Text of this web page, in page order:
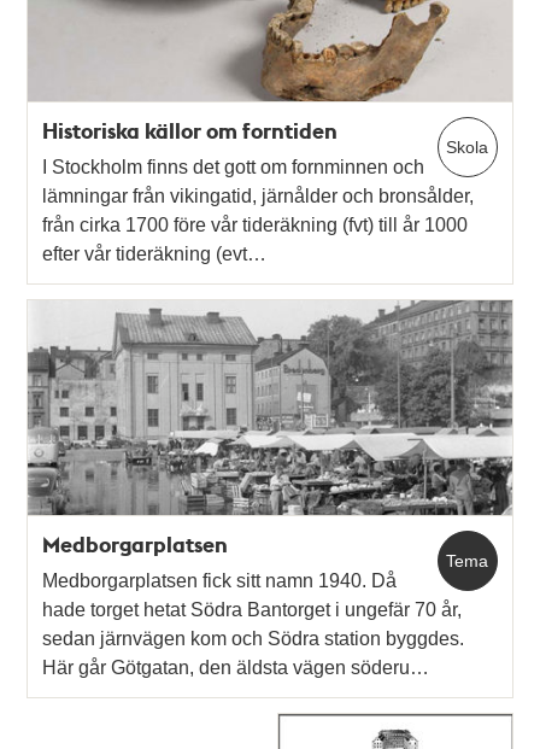
Skola
Historiska källor om forntiden
I Stockholm finns det gott om fornminnen och
lämningar från vikingatid, järnålder och bronsålder,
från cirka 1700 före vår tideräkning (fvt) till år 1000
efter vår tideräkning (evt…
Tema
Medborgarplatsen
Medborgarplatsen fick sitt namn 1940. Då
hade torget hetat Södra Bantorget i ungefär 70 år,
sedan järnvägen kom och Södra station byggdes.
Här går Götgatan, den äldsta vägen söderu…